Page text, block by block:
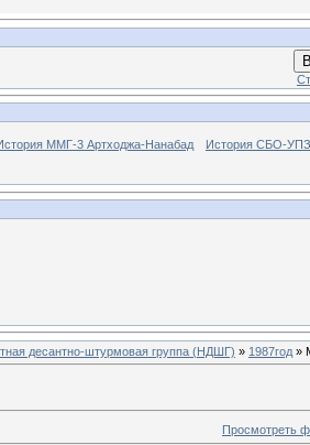
ММГ-3 Артходжа-Нанабад История СБО-УПЗ
десантно-штурмовая группа (НДШГ) » 1987год »
Просмотреть